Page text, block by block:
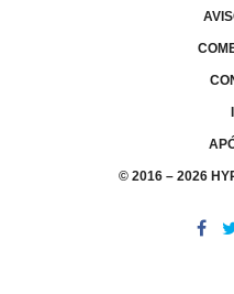
© 2016 – 2026